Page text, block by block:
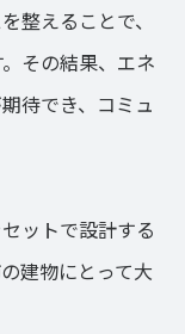
整えることで、
その結果、エネ
待でき、コミュ
ットで設計する
建物にとって大